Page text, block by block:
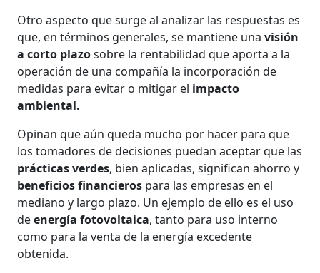
Otro aspecto que surge al analizar las respuestas es
que, en términos generales, se mantiene unavisión
a corto plazosobre la rentabilidad que aporta a la
operación de una compañía la incorporación de
medidas para evitar o mitigar el impacto
ambiental.
Opinan que aún queda mucho por hacer para que
los tomadores de decisiones puedan aceptar que las
prácticas verdes, bien aplicadas, significan ahorro y
beneficios financieros para las empresas en el
mediano y largo plazo. Un ejemplo de ello es el uso
deenergía fotovoltaica, tanto para uso interno
como para la venta de la energía excedente
obtenida.